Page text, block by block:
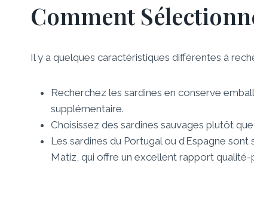
Comment
Il y a quelques caractéristiques différentes à
Recherchez les sardines en conserve
supplémentaire.
Choisissez des sardines sauvages plutôt
Les sardines du Portugal ou d’Espagne
Matiz, qui offre un excellent rapport